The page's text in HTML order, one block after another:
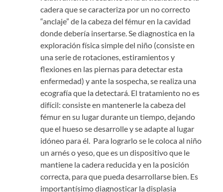
cadera que se caracteriza por un no correcto
“anclaje” de la cabeza del fémur en la cavidad
donde debería insertarse. Se diagnostica en la
exploración física simple del niño (consiste en
una serie de rotaciones, estiramientos y
flexiones en las piernas para detectar esta
enfermedad) y ante la sospecha, se realiza una
ecografía que la detectará. El tratamiento no es
difícil: consiste en mantenerle la cabeza del
fémur en su lugar durante un tiempo, dejando
que el hueso se desarrolle y se adapte al lugar
idóneo para él. Para lograrlo se le coloca al niño
un arnés o yeso, que es un dispositivo que le
mantiene la cadera reducida y en la posición
correcta, para que pueda desarrollarse bien. Es
importantísimo diagnosticar la displasia